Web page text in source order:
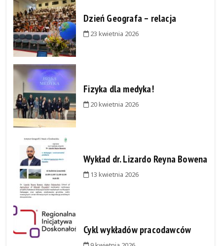
Dzień Geografa – relacja
23 kwietnia 2026
Fizyka dla medyka!
20 kwietnia 2026
Wykład dr. Lizardo Reyna Bowena
13 kwietnia 2026
Cykl wykładów pracodawców